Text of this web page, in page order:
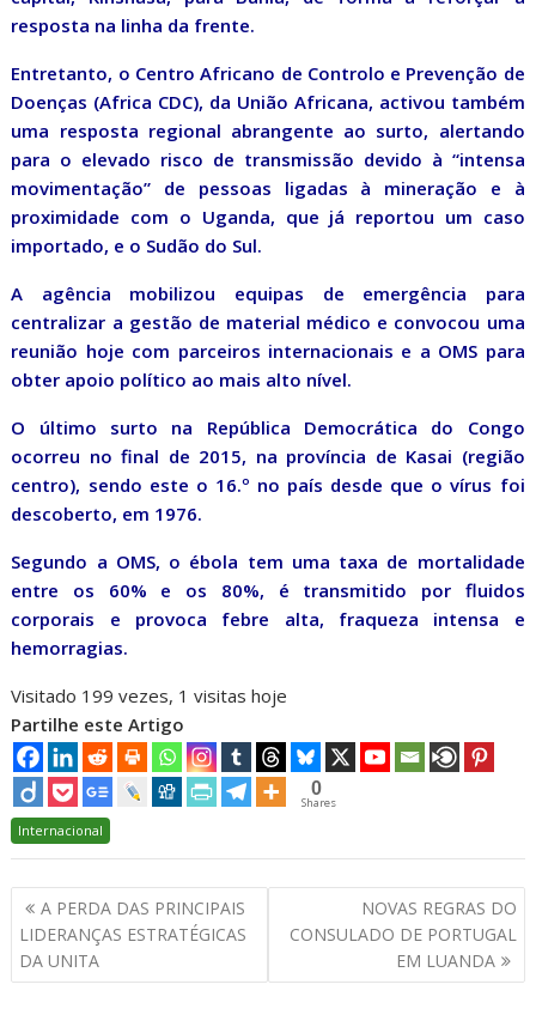
resposta na linha da frente.
Entretanto, o Centro Africano de Controlo e Prevenção de
Doenças (Africa CDC), da União Africana, activou também
uma resposta regional abrangente ao surto, alertando
para o elevado risco de transmissão devido à “intensa
movimentação” de pessoas ligadas à mineração e à
proximidade com o Uganda, que já reportou um caso
importado, e o Sudão do Sul.
A agência mobilizou equipas de emergência para
centralizar a gestão de material médico e convocou uma
reunião hoje com parceiros internacionais e a OMS para
obter apoio político ao mais alto nível.
O último surto na República Democrática do Congo
ocorreu no final de 2015, na província de Kasai (região
centro), sendo este o 16.º no país desde que o vírus foi
descoberto, em 1976.
Segundo a OMS, o ébola tem uma taxa de mortalidade
entre os 60% e os 80%, é transmitido por fluidos
corporais e provoca febre alta, fraqueza intensa e
hemorragias.
Visitado 199 vezes, 1 visitas hoje
Partilhe este Artigo
0
Shares
Internacional
Navegação
de
artigos
A PERDA DAS PRINCIPAIS
LIDERANÇAS ESTRATÉGICAS
DA UNITA
NOVAS REGRAS DO
CONSULADO DE PORTUGAL
EM LUANDA